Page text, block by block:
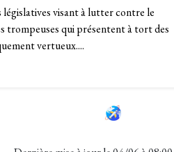
législatives visant à lutter contre le
trompeuses qui présentent à tort des
vertueux....